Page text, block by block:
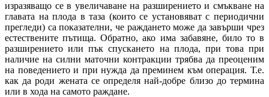
изразяващо се в увеличаване на разширението и смъкване на
главата на плода в таза (които се установяват с периодични
прегледи) са показателни, че раждането може да завърши чрез
естествените пътища. Обратно, ако има забавяне, било то в
разширението или пък спускането на плода, при това при
наличие на силни маточни контракции трябва да преоценим
на поведението и при нужда да преминем към операция. Т.е.
как да роди жената се определя най-добре близо до термина
или в хода на самото раждане.